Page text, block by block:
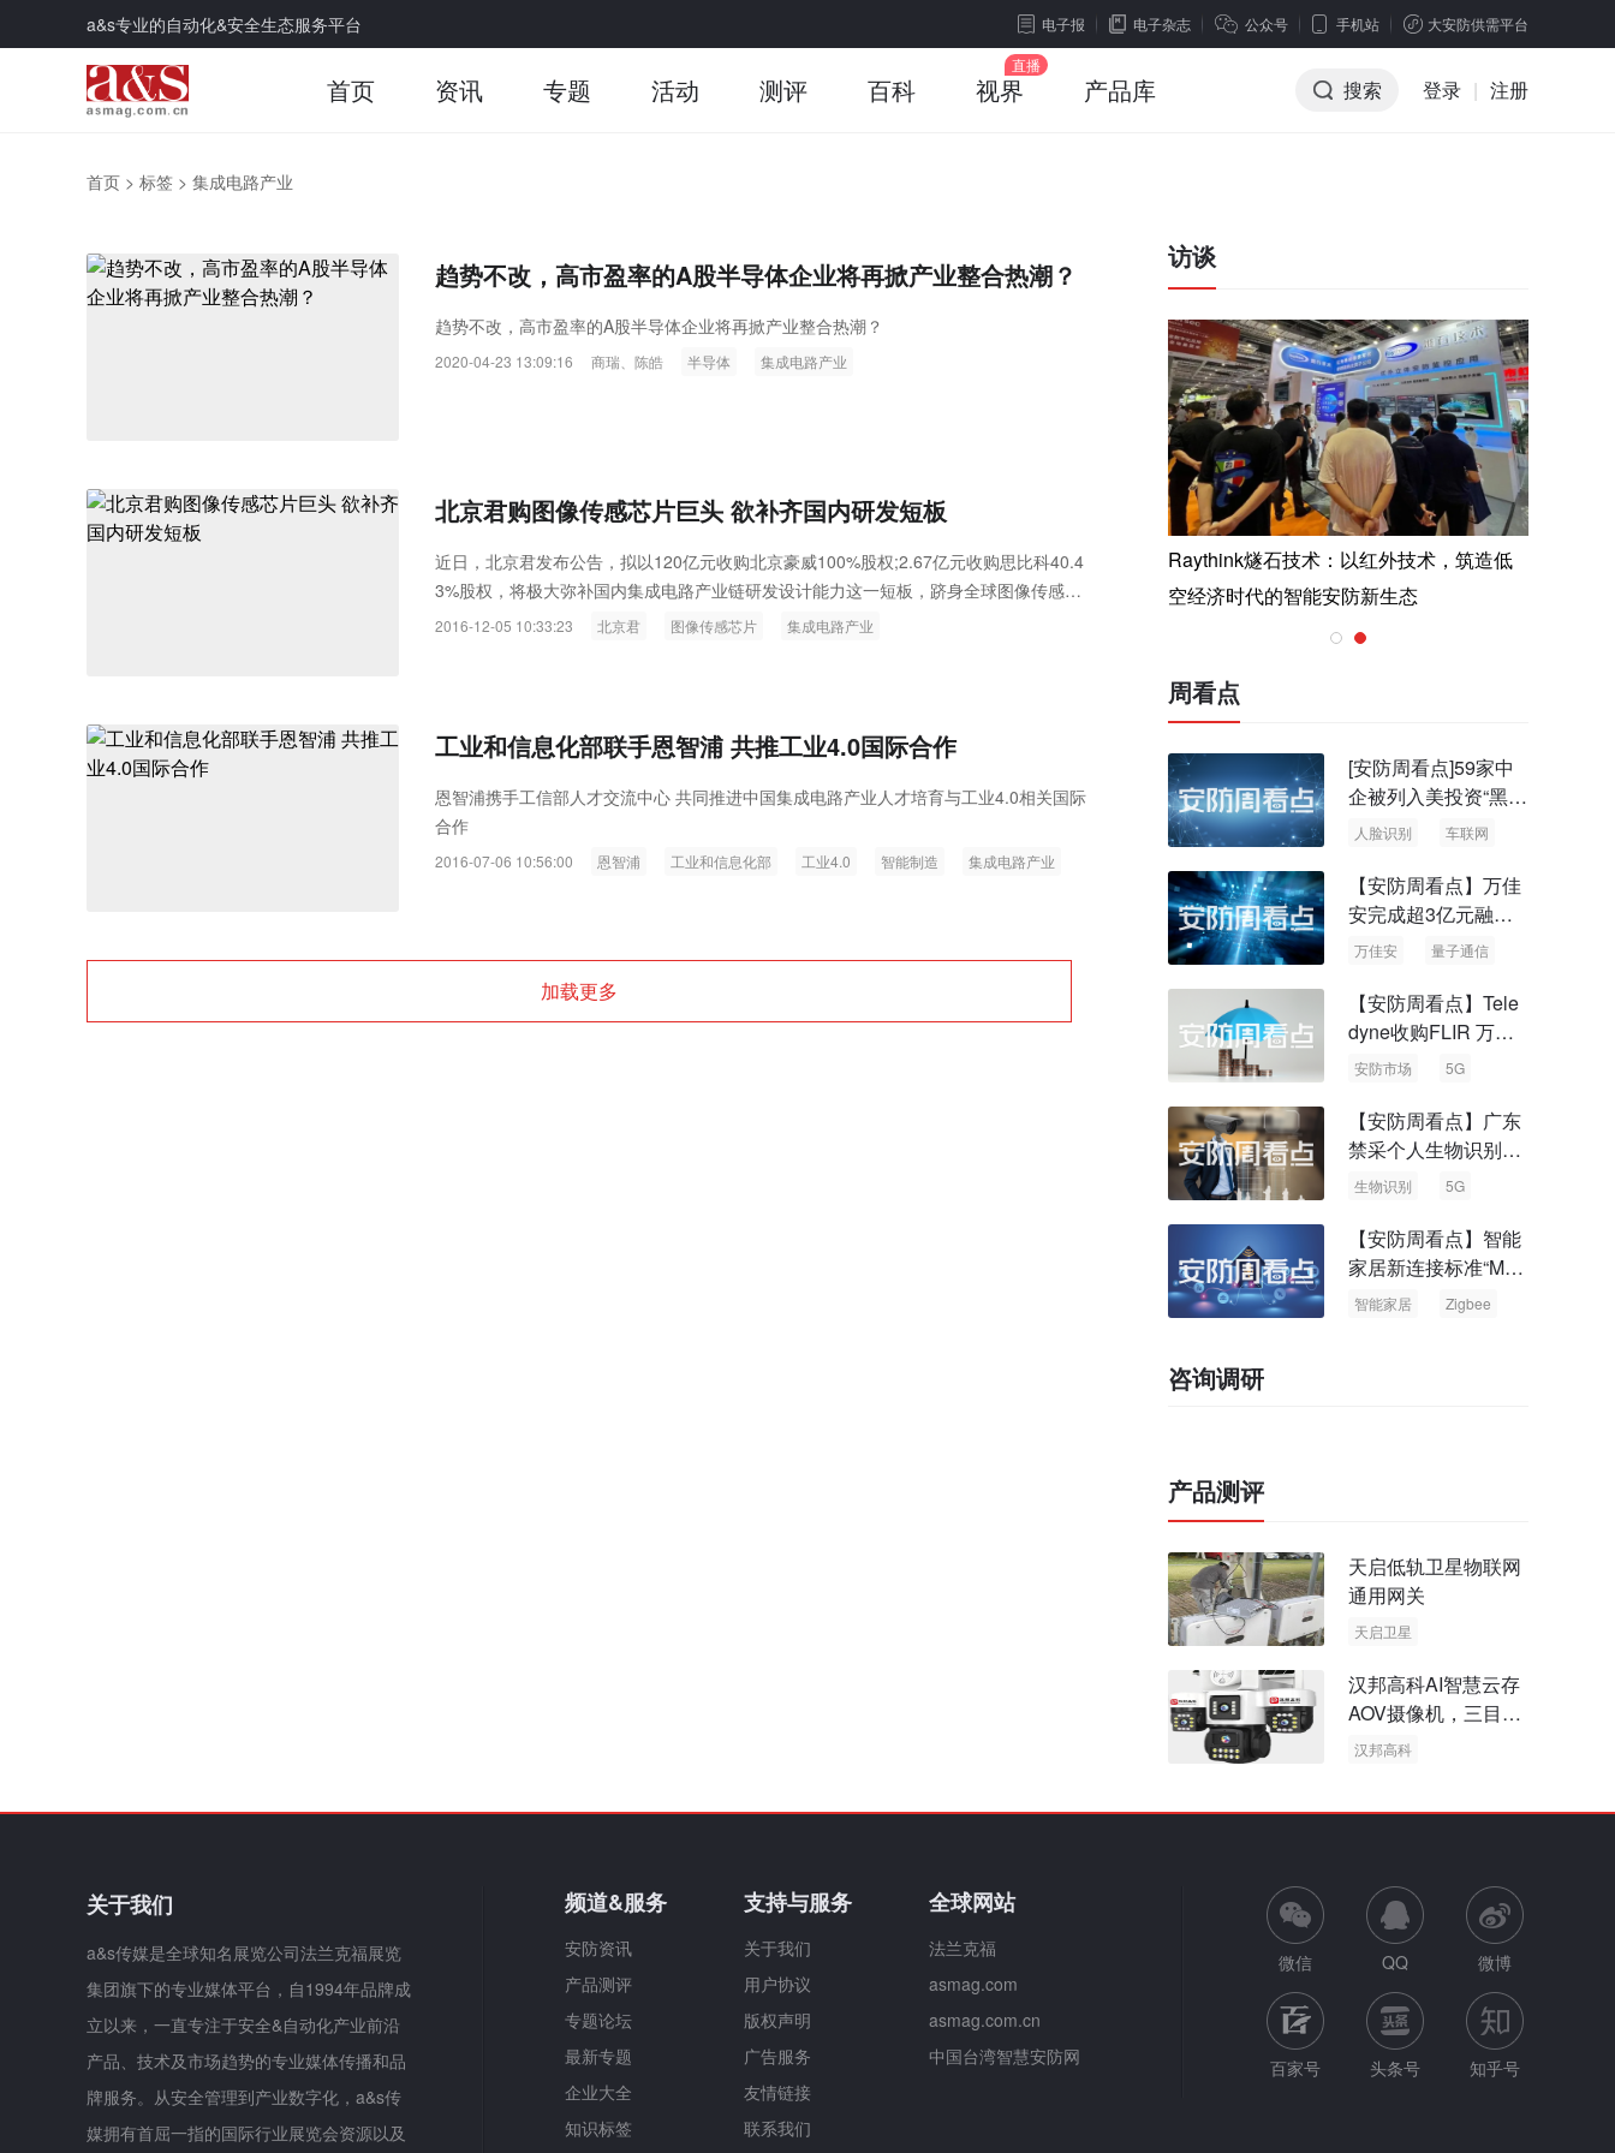
a&s专业的自动化&安全生态服务平台 电子报 电子杂志 公众号 手机站 大安防供需平台
首页 资讯 专题 活动 测评 百科 视界 产品库 搜索 登录 | 注册
首页 > 标签 > 集成电路产业
趋势不改，高市盈率的A股半导体企业将再掀产业整合热潮？
趋势不改，高市盈率的A股半导体企业将再掀产业整合热潮？
2020-04-23 13:09:16 商瑞、陈皓 半导体 集成电路产业
北京君购图像传感芯片巨头 欲补齐国内研发短板
近日，北京君发布公告，拟以120亿元收购北京豪威100%股权;2.67亿元收购思比科40.4
3%股权，将极大弥补国内集成电路产业链研发设计能力这一短板，跻身全球图像传感器
市场前三甲。
2016-12-05 10:33:23 北京君 图像传感芯片 集成电路产业
工业和信息化部联手恩智浦 共推工业4.0国际合作
恩智浦携手工信部人才交流中心 共同推进中国集成电路产业人才培育与工业4.0相关国际
合作
2016-07-06 10:56:00 恩智浦 工业和信息化部 工业4.0 智能制造 集成电路产业
加载更多
访谈
Raythink燧石技术：以红外技术，筑造低
空经济时代的智能安防新生态
智联航空：无人机赋能应急救援与医疗运
输行业创新
Raythink燧石技术：以红外技术，筑造低
空经济时代的智能安防新生态
周看点
[安防周看点]59家中
企被列入美投资“黑名
单” 中国信通院启动
人脸识别 车联网
【安防周看点】万佳
安完成超3亿元融资
国内首批量子通信标
万佳安 量子通信
【安防周看点】Tele
dyne收购FLIR 万物
云新品牌“万御安防”
安防市场 5G
【安防周看点】广东
禁采个人生物识别信
息 中国5G基站占全
生物识别 5G
【安防周看点】智能
家居新连接标准“Matt
er” Zigbee联盟更名
智能家居 Zigbee
咨询调研
产品测评
天启低轨卫星物联网
通用网关
天启卫星
汉邦高科AI智慧云存
AOV摄像机，三目太
阳能多摄球机
汉邦高科
关于我们
a&s传媒是全球知名展览公司法兰克福展览
集团旗下的专业媒体平台，自1994年品牌成
立以来，一直专注于安全&自动化产业前沿
产品、技术及市场趋势的专业媒体传播和品
牌服务。从安全管理到产业数字化，a&s传
媒拥有首屈一指的国际行业展览会资源以及
频道&服务
安防资讯
产品测评
专题论坛
最新专题
企业大全
知识标签
支持与服务
关于我们
用户协议
版权声明
广告服务
友情链接
联系我们
全球网站
法兰克福
asmag.com
asmag.com.cn
中国台湾智慧安防网
微信 QQ 微博
百家号 头条号 知乎号